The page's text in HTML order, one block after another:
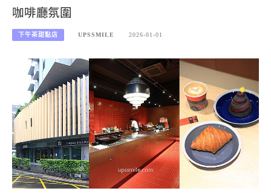
咖啡廳氛圍
下午茶甜點店 UPSSMILE 2026-01-01